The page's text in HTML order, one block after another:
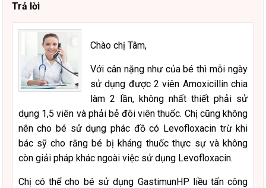
Trả lời
Chào chị Tâm,
Với cân nặng như của bé thì mỗi ngày
sử dụng được 2 viên Amoxicillin chia
làm 2 lần, không nhất thiết phải sử
dụng 1,5 viên và phải bẻ đôi viên thuốc. Chị cũng không
nên cho bé sử dụng phác đồ có Levofloxacin trừ khi
bác sỹ cho rằng bé bị kháng thuốc thực sự và không
còn giải pháp khác ngoài việc sử dụng Levofloxacin.
Chị có thể cho bé sử dụng GastimunHP liều tấn công